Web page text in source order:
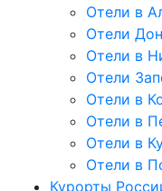
Отели в
Отели
Отели в
Отели
Отели в
Отели в
Отели в
Отели в
Курорты